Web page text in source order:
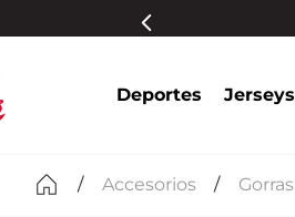
Deportes Jerseys
Accesorios Gorras